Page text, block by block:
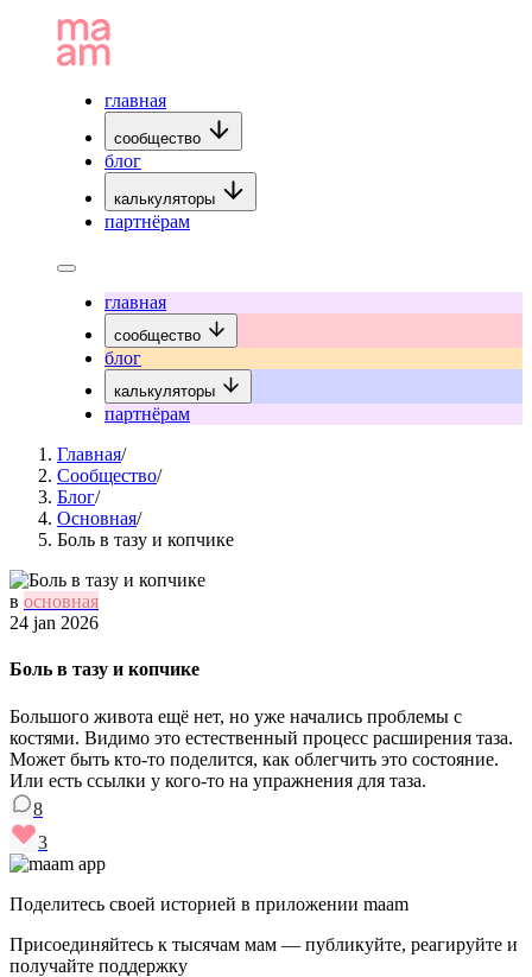
главная
сообщество
блог
калькуляторы
партнёрам
главная
сообщество
блог
калькуляторы
партнёрам
Главная/
Сообщество/
Блог/
Основная/
Боль в тазу и копчике
в основная
24 jan 2026
Боль в тазу и копчике
Большого живота ещё нет, но уже начались проблемы с
костями. Видимо это естественный процесс расширения таза.
Может быть кто-то поделится, как облегчить это состояние.
Или есть ссылки у кого-то на упражнения для таза.
8
3
Поделитесь своей историей в приложении maam
Присоединяйтесь к тысячам мам — публикуйте, реагируйте и
получайте поддержку